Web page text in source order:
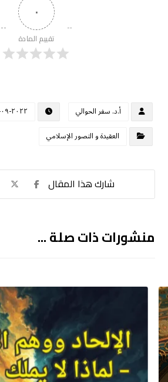
٠
تقييم المادة
أ.د. سفر الحوالي
٢٠٢٢-٠٩-٢٠
العقيدة و التصور الإسلامي
منشورات ذات صلة ...